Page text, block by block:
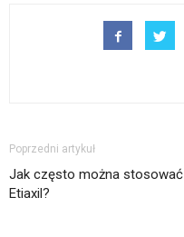
Poprzedni artykuł
Jak często można stosować
Etiaxil?